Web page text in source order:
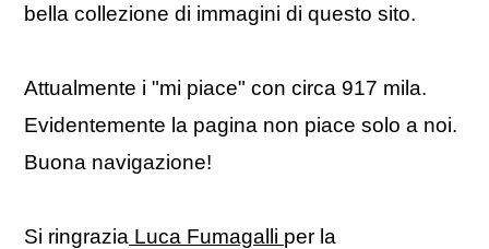
bella collezione di immagini di questo sito.
Attualmente i "mi piace" con circa 917 mila.
Evidentemente la pagina non piace solo a noi.
Buona navigazione!
Si ringrazia Luca Fumagalli per la